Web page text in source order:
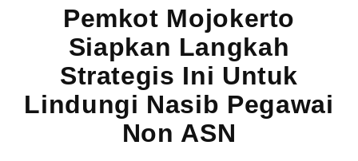
Pemkot Mojokerto
Siapkan Langkah
Strategis Ini Untuk
Lindungi Nasib Pegawai
Non ASN